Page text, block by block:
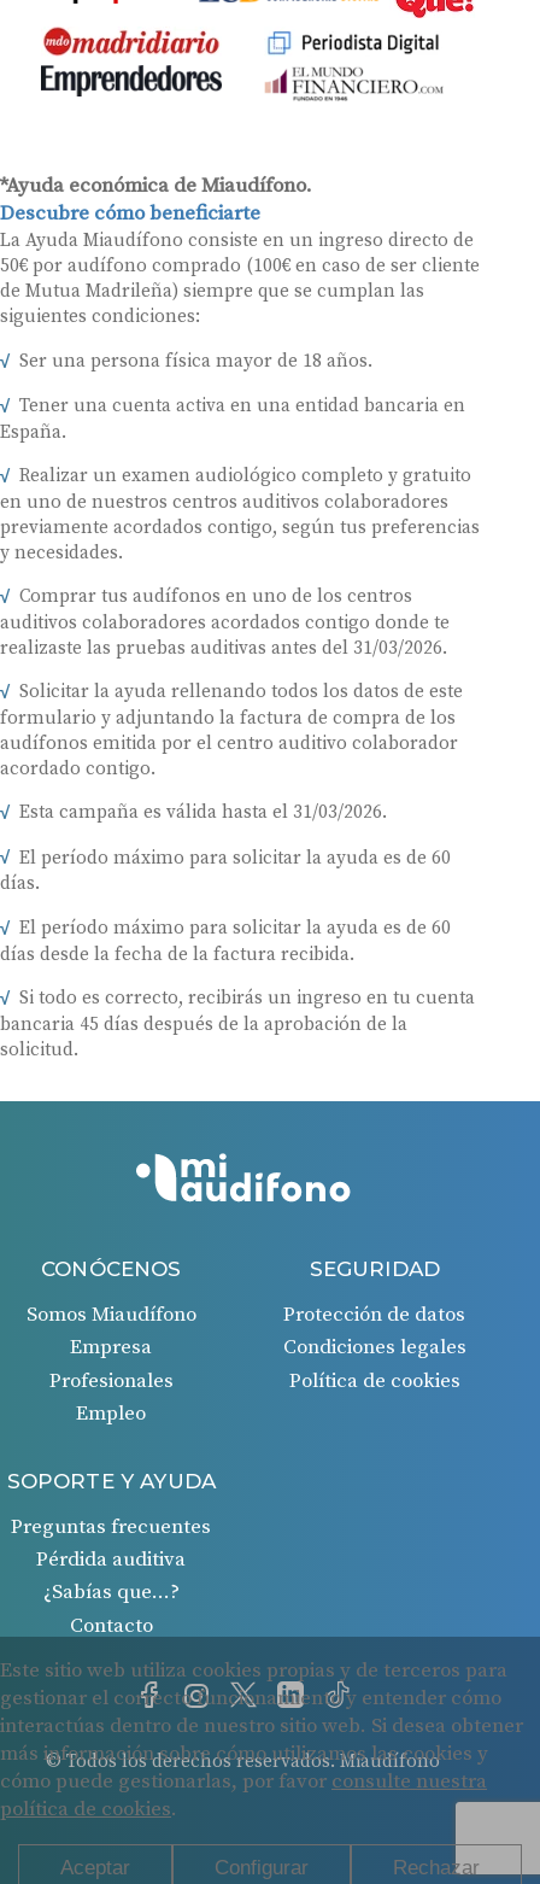
*Ayuda económica de Miaudífono.
Descubre cómo beneficiarte
La Ayuda Miaudífono consiste en un ingreso directo de
50€ por audífono comprado (100€ en caso de ser cliente
de Mutua Madrileña) siempre que se cumplan las
siguientes condiciones:
Ser una persona física mayor de 18 años.
Tener una cuenta activa en una entidad bancaria en
España.
Realizar un examen audiológico completo y gratuito
en uno de nuestros centros auditivos colaboradores
previamente acordados contigo, según tus preferencias
y necesidades.
Comprar tus audífonos en uno de los centros
auditivos colaboradores acordados contigo donde te
realizaste las pruebas auditivas antes del 31/03/2026.
Solicitar la ayuda rellenando todos los datos de este
formulario y adjuntando la factura de compra de los
audífonos emitida por el centro auditivo colaborador
acordado contigo.
Esta campaña es válida hasta el 31/03/2026.
El período máximo para solicitar la ayuda es de 60
días.
El período máximo para solicitar la ayuda es de 60
días desde la fecha de la factura recibida.
Si todo es correcto, recibirás un ingreso en tu cuenta
bancaria 45 días después de la aprobación de la
solicitud.
© Todos los derechos reservados. Miaudífono
CONÓCENOS
Somos Miaudífono
Empresa
Profesionales
Empleo
SEGURIDAD
Protección de datos
Condiciones legales
Política de cookies
SOPORTE Y AYUDA
Preguntas frecuentes
Pérdida auditiva
¿Sabías que…?
Contacto